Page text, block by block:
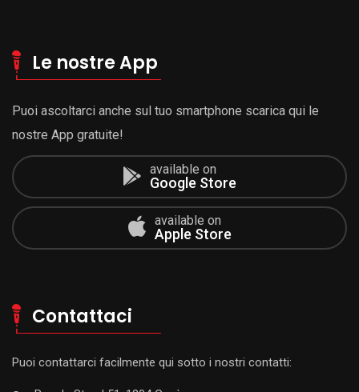
Le nostre App
Puoi ascoltarci anche sul tuo smartphone scarica qui le
nostre App gratuite!
available on
Google Store
available on
Apple Store
Contattaci
Puoi contattarci facilmente qui sotto i nostri contatti: